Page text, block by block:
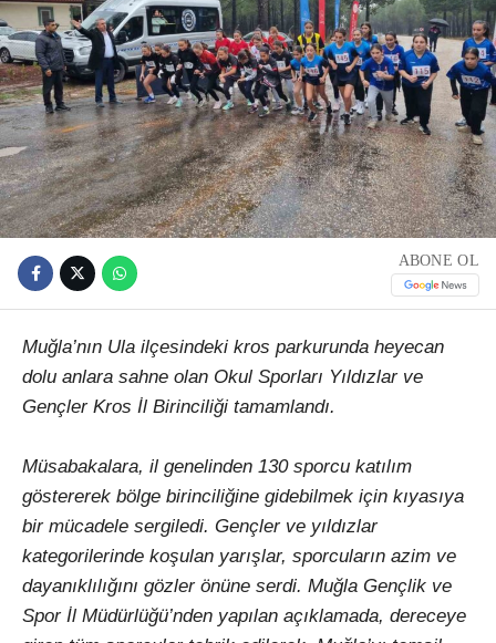
ABONE OL
Muğla’nın Ula ilçesindeki kros parkurunda heyecan
dolu anlara sahne olan Okul Sporları Yıldızlar ve
Gençler Kros İl Birinciliği tamamlandı.
Müsabakalara, il genelinden 130 sporcu katılım
göstererek bölge birinciliğine gidebilmek için kıyasıya
bir mücadele sergiledi. Gençler ve yıldızlar
kategorilerinde koşulan yarışlar, sporcuların azim ve
dayanıklılığını gözler önüne serdi. Muğla Gençlik ve
Spor İl Müdürlüğü’nden yapılan açıklamada, dereceye